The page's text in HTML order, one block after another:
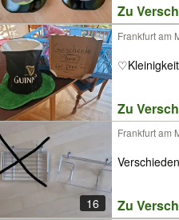
Zu
Frankfurt am
Zu
16
Frankfurt am
Zu